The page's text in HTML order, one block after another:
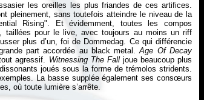
les oreilles les plus friandes de ces artifices.
pleinement, sans toutefois atteindre le niveau de la
Rising". Et évidemment, toutes les compos
taillées pour le live, avec toujours au moins un riff
plus d’un, foi de Dommedag. Ce qui différencie
part accordée au black metal.Age Of Decay
agressif. Witnessing The Falljoue beaucoup plus
joués sous la forme de trémolos stridents.
La basse supplée également ses consœurs
où toute lumière s’arrête.